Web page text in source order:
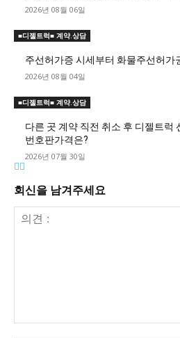
2026년 08월 06일
■디젤트럭■ 계약.상담
주선허가증 시세부터 화물주선허가
2026년 08월 04일
■디젤트럭■ 계약.상담
다른 곳 계약 직전 취소 후 디젤트럭
번호판가격은?
2026년 07월 30일
회신을 남겨주세요